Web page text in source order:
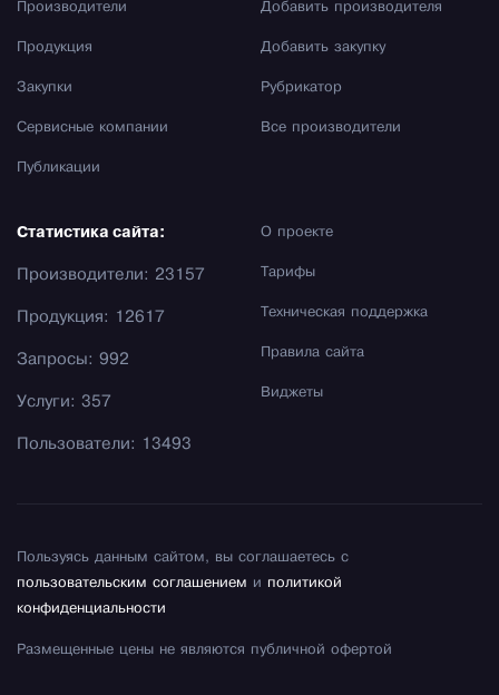
Производители
Продукция
Закупки
Сервисные компании
Публикации
Добавить производителя
Добавить закупку
Рубрикатор
Все производители
О проекте
Тарифы
Техническая поддержка
Правила сайта
Виджеты
Статистика сайта:
Производители: 23157
Продукция: 12617
Запросы: 992
Услуги: 357
Пользователи: 13493
Пользуясь данным сайтом, вы соглашаетесь с
пользовательским соглашением и политикой
конфиденциальности
Размещенные цены не являются публичной офертой